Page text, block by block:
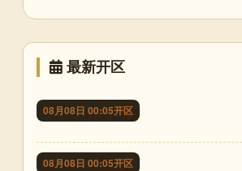
最新开区
08月08日 00:05开区
08月08日 00:05开区